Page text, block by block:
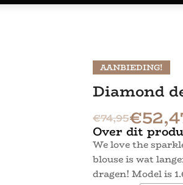
AANBIEDING!
Diamond
€74,95€
Over dit
We love the
blouse is wat
dragen! Model is